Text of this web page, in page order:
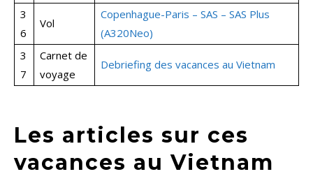
3
6
Vol
Copenhague-Paris – SAS – SAS Plus
(A320Neo)
3
7
Carnet de
voyage
Debriefing des vacances au Vietnam
Les articles sur ces
vacances au Vietnam